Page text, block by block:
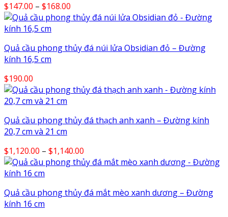
$147.00 – $168.00
range:
$168.00
Quả cầu phong thủy đá núi lửa Obsidian đỏ – Đường
kính 16,5 cm
$190.00
Quả cầu phong thủy đá thạch anh xanh – Đường kính
20,7 cm và 21 cm
$1,120.00 – $1,140.00
range:
$1,140.00
Quả cầu phong thủy đá mắt mèo xanh dương – Đường
kính 16 cm